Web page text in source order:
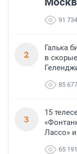
91 734
2
Галька
в
85 677
3
15
Лассо»
65 191